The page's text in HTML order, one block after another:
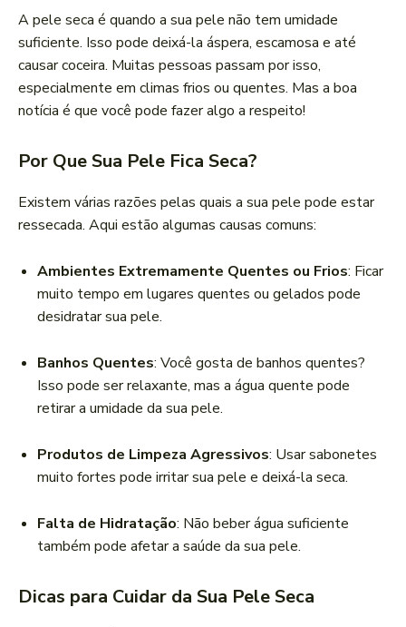
A pele seca é quando a sua pele não tem umidade
suficiente. Isso pode deixá-la áspera, escamosa e até
causar coceira. Muitas pessoas passam por isso,
especialmente em climas frios ou quentes. Mas a boa
notícia é que você pode fazer algo a respeito!
Por Que Sua Pele Fica Seca?
Existem várias razões pelas quais a sua pele pode estar
ressecada. Aqui estão algumas causas comuns:
Ambientes Extremamente Quentes ou Frios: Ficar
muito tempo em lugares quentes ou gelados pode
desidratar sua pele.
Banhos Quentes: Você gosta de banhos quentes?
Isso pode ser relaxante, mas a água quente pode
retirar a umidade da sua pele.
Produtos de Limpeza Agressivos: Usar sabonetes
muito fortes pode irritar sua pele e deixá-la seca.
Falta de Hidratação: Não beber água suficiente
também pode afetar a saúde da sua pele.
Dicas para Cuidar da Sua Pele Seca